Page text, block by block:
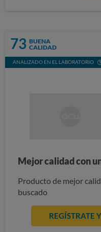
73 BUENA
CALIDAD
ANALIZADO EN EL LABORATORIO
Mejor calidad con
Producto de mejor
buscado
REGÍSTRATE